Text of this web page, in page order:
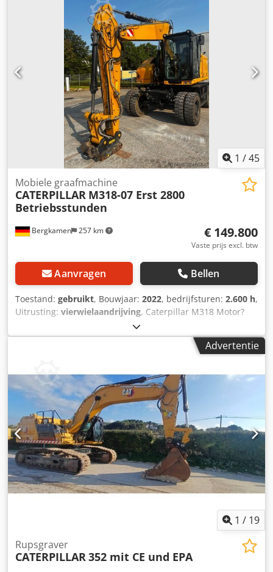
liter Max. graafdiepte 6,70 m max. Crsdpfx Alozg S Abeyef
Airconditioning CE-certificering
1 /45
Bergkamen 257 km
Mobiele graafmachine
CATERPILLAR M318-07 Erst 2800
Betriebsstunden
€ 149.800
Vaste prijs excl. btw
Aanvragen Bellen
Toestand: gebruikt, Bouwjaar: 2022, bedrijfsturen: 2.600 h,
Uitrusting: vierwielaandrijving, Caterpillar M318 Motor?
Motor: Cat C4.4 Vermogen (ISO 14396): 129 kW / ca. 176 pk
Crjdpfx Aszqx Rtolyof Cilinderinhoud: 4,4 l Cilinders: 4
Emissie: EU Stage V Rijprestaties Topsnelheid: tot ca. 35
Stuurinrichting: vierwielbesturing met pendelas Tank &
hydrauliek Dieseltank: ca. 350 liter * Hydraulisch systeem:
load-sensing hydrauliek met meerdere extra circuits voor
aanbouwdelen Airconditioning Slechts 2600 bedrijfsuren
en in zeer goede staat
Advertentie
1 / 19
Rupsgraver
CATERPILLAR352 mit CE und EPA